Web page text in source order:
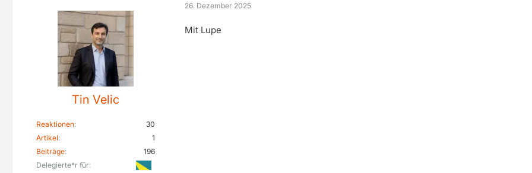
Tin Velic
Reaktionen
30
Artikel
1
Beiträge
196
Delegierte*r für
26. Dezember 2025
Mit Lupe